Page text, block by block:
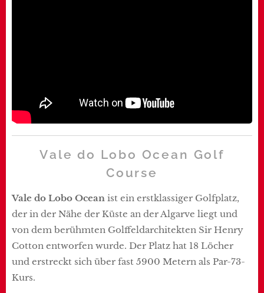
Vale do Lobo Ocean Golf
Course
Vale do Lobo Ocean ist ein erstklassiger Golfplatz,
der in der Nähe der Küste an der Algarve liegt und
von dem berühmten Golffeldarchitekten Sir Henry
Cotton entworfen wurde. Der Platz hat 18 Löcher
und erstreckt sich über fast 5900 Metern als Par-73-
Kurs.